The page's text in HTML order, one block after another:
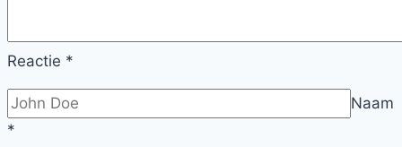
Reactie *
Naam
*